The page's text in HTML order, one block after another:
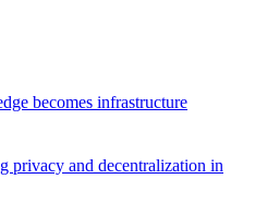
becomes infrastructure
privacy and decentralization in